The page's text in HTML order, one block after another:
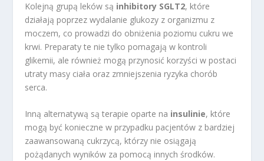
Kolejną grupą leków są inhibitory SGLT2, które
działają poprzez wydalanie glukozy z organizmu z
moczem, co prowadzi do obniżenia poziomu cukru we
krwi. Preparaty te nie tylko pomagają w kontroli
glikemii, ale również mogą przynosić korzyści w postaci
utraty masy ciała oraz zmniejszenia ryzyka chorób
serca.
Inną alternatywą są terapie oparte na insulinie, które
mogą być konieczne w przypadku pacjentów z bardziej
zaawansowaną cukrzycą, którzy nie osiągają
pożądanych wyników za pomocą innych środków.